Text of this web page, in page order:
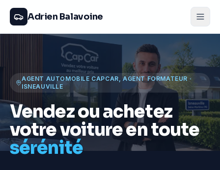
Adrien Balavoine
AGENT AUTOMOBILE CAPCAR, AGENT FORMATEUR ·
ISNEAUVILLE
Vendez ou achetez
votre voiture en toute
sérénité